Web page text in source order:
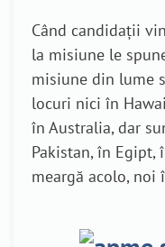
Când candidații
la misiune le
misiune din lume
locuri nici în
în Australia, dar
Pakistan, în Egipt,
meargă acolo, noi